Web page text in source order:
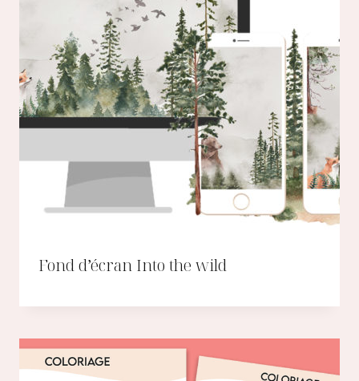
Fond d’écran Into the wild